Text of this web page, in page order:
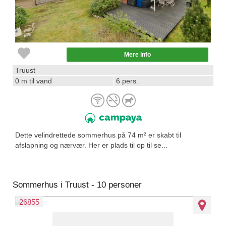
Mere info
Truust
0 m til vand
6 pers.
Dette velindrettede sommerhus på 74 m² er skabt til
afslapning og nærvær. Her er plads til op til se...
Sommerhus i Truust - 10 personer
26855